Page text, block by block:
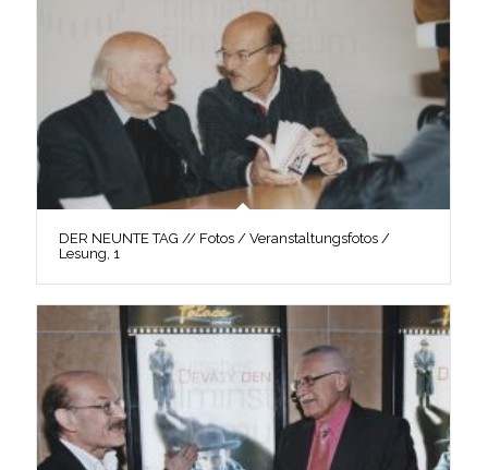
DER NEUNTE TAG // Fotos / Veranstaltungsfotos /
Lesung, 1